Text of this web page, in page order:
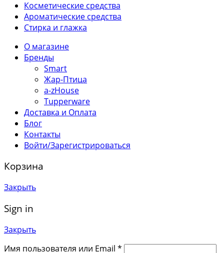
Косметические средства
Ароматические средства
Стирка и глажка
О магазине
Бренды
Smart
Жар-Птица
a-zHouse
Tupperware
Доставка и Оплата
Блог
Контакты
Войти/Зарегистрироваться
Корзина
Закрыть
Sign in
Закрыть
Имя пользователя или Email *